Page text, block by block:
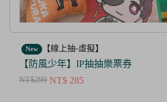
New 【線上抽-虛擬】
【茜色線上抽票券】限量周邊抽抽樂
NT$100 NT$ 50